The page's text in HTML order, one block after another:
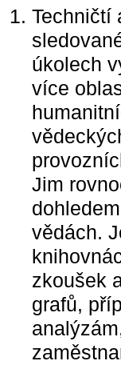
Techničtí
úkolech
více
Jim
vědách.
zkoušek
grafů,